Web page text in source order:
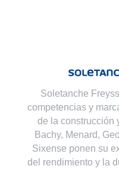
Soletanche
competencias y
de la construcción
Bachy, Menard,
Sixense ponen su
del rendimiento y la